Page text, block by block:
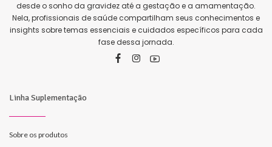
desde o sonho da gravidez até a gestação e a amamentação.
Nela, profissionais de saúde compartilham seus conhecimentos e
insights sobre temas essenciais e cuidados específicos para cada
fase dessa jornada.
Linha Suplementação
Sobre os produtos